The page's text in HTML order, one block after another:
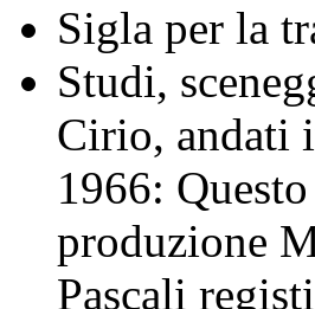
Sigla per la
Studi,
Cirio, andati
1966:
produzione
Pascali